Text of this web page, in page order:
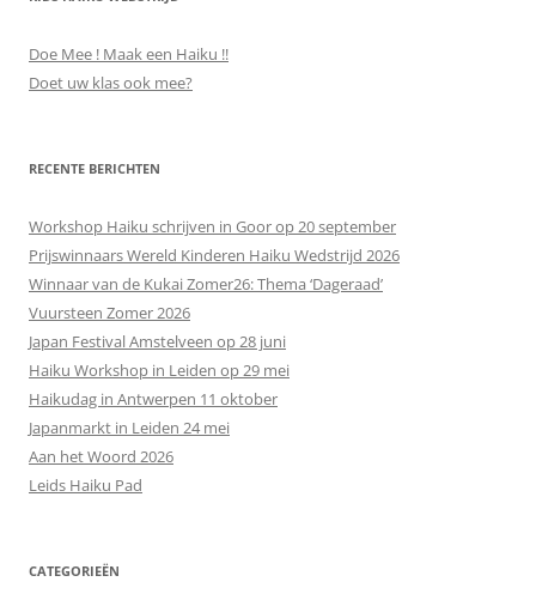
Doe Mee ! Maak een Haiku !!
Doet uw klas ook mee?
RECENTE BERICHTEN
Workshop Haiku schrijven in Goor op 20 september
Prijswinnaars Wereld Kinderen Haiku Wedstrijd 2026
Winnaar van de Kukai Zomer26: Thema ‘Dageraad’
Vuursteen Zomer 2026
Japan Festival Amstelveen op 28 juni
Haiku Workshop in Leiden op 29 mei
Haikudag in Antwerpen 11 oktober
Japanmarkt in Leiden 24 mei
Aan het Woord 2026
Leids Haiku Pad
CATEGORIEËN